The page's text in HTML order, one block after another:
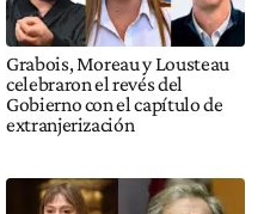
Grabois, Moreau y Lousteau
celebraron el revés del
Gobierno con el capítulo de
extranjerización